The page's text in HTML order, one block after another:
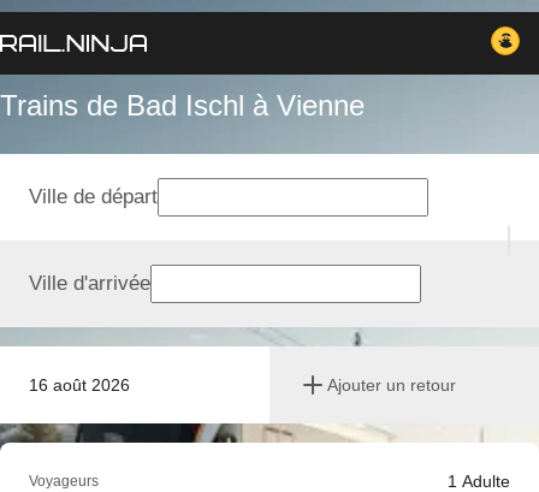
Trains de Bad Ischl à Vienne
16 août 2026 Ajouter un retour
Ville de départ
Ville d'arrivée
Voyageurs 1 Adulte